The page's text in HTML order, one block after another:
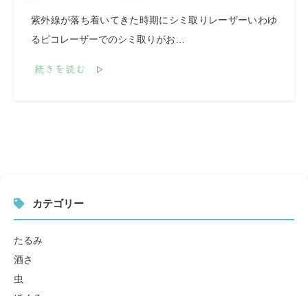
紫外線が落ち着いてきた時期にシミ取りレーザーいわゆ
るピコレーザーでのシミ取りがお…
続きを読む
カテゴリー
たるみ
酒さ
虫